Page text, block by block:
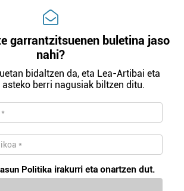
garrantzitsuenen buletina jaso
nahi?
bidaltzen da, eta Lea-Artibai eta
berri nagusiak biltzen ditu.
Politika irakurri eta onartzen dut.